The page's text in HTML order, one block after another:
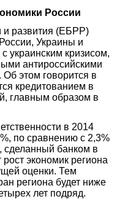
России
и развития (ЕБРР)
Украины и
украинским кризисом,
антироссийскими
этом говорится в
кредитованием в
главным образом в
в 2014
по сравнению с 2,3%
сделанный банком в
экономик региона
оценки. Тем
региона будет ниже
лет подряд.